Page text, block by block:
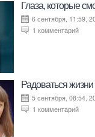
Глаза, которые
6 сентября, 11:59,
1 комментарий
Радоваться
5 сентября, 08:54,
1 комментарий